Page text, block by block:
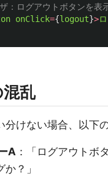
：ログアウトボタンを表
onClick={logout}>
乱
分けない場合、以下
A ：「ログアウトボ
？」